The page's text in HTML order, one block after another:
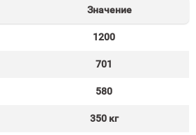
Значение
1200
701
580
350 кг